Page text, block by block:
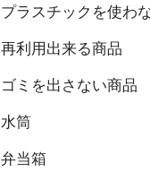
プラスチックを使わ
再利用出来る商品
ゴミを出さない商品
水筒
弁当箱